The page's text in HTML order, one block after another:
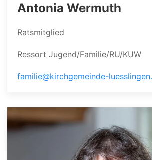
Antonia Wermuth
Ratsmitglied
Ressort Jugend/Familie/RU/KUW
familie@kirchgemeinde-